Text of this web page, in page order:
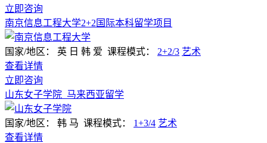
立即咨询
南京信息工程大学2+2国际本科留学项目
国家/地区： 英 日 韩 爱 课程模式： 2+2/3 艺术
查看详情
立即咨询
山东女子学院_马来西亚留学
国家/地区： 韩 马 课程模式： 1+3/4 艺术
查看详情